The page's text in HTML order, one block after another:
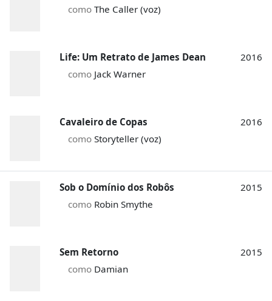
como The Caller (voz)
Life: Um Retrato de James Dean
como Jack Warner
2016
Cavaleiro de Copas
como Storyteller (voz)
2016
Sob o Domínio dos Robôs
como Robin Smythe
2015
Sem Retorno
como Damian
2015